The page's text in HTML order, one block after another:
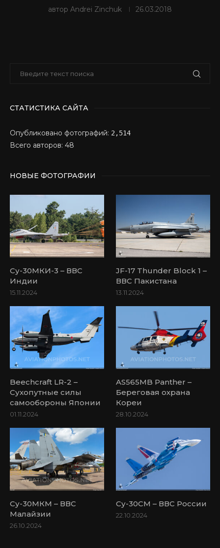
автор Andrei Zinchuk 26.03.2018
СТАТИСТИКА САЙТА
Опубликовано фотографий: 2,514
Всего авторов: 48
НОВЫЕ ФОТОГРАФИИ
Су-30МКИ-3 – ВВС
Индии
15.11.2024
JF-17 Thunder Block 1 –
ВВС Пакистана
13.11.2024
Beechcraft LR-2 –
Сухопутные силы
самообороны Японии
01.11.2024
AS565MB Panther –
Береговая охрана
Кореи
28.10.2024
Су-30МКМ – ВВС
Малайзии
26.10.2024
Су-30СМ – ВВС России
22.10.2024